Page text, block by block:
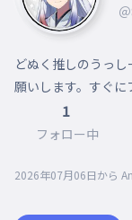
どぬく推しのうっ
願いします。すぐに
1
フォロー中
2026年07月06日から